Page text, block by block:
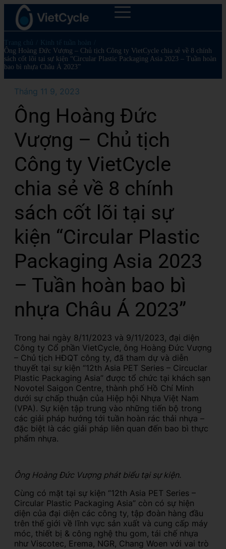
Trang chủ Kinh tế tuần hoàn
Ông Hoàng Đức Vượng – Chủ tịch Công ty VietCycle chia sẻ về 8 chính
sách cốt lõi tại sự kiện “Circular Plastic Packaging Asia 2023 – Tuần hoàn
bao bì nhựa Châu Á 2023”
Tháng 11 9, 2023
Ông Hoàng Đức
Vượng – Chủ tịch
Công ty VietCycle
chia sẻ về 8 chính
sách cốt lõi tại sự
kiện “Circular Plastic
Packaging Asia 2023
– Tuần hoàn bao bì
nhựa Châu Á 2023”
Trong hai ngày 8/11/2023 và 9/11/2023, đại diện
Công ty Cổ phần VietCycle, ông Hoàng Đức Vượng
– Chủ tịch HĐQT công ty, đã tham dự và diễn
thuyết tại sự kiện “12th Asia PET Series – Circuclar
Plastic Packaging Asia” được tổ chức tại khách sạn
Novotel Saigon Centre, thành phố Hồ Chí Minh
dưới sự chấp thuận của Hiệp hội Nhựa Việt Nam
(VPA). Sự kiện tập trung vào những tiến bộ trong
các giải pháp hướng tới tuần hoàn rác thải nhựa –
đặc biệt là các giải pháp liên quan đến bao bì thực
phẩm nhựa.
Ông Hoàng Đức Vượng phát biểu tại sự kiện.
Cùng có mặt tại sự kiện “12th Asia PET Series –
Circular Plastic Packaging Asia” còn có sự hiện
diện của đại diện các công ty, tập đoàn hàng đầu
trên thế giới về lĩnh vực sản xuất và cung cấp máy
móc, thiết bị & công nghệ thu gom, tái chế nhựa
như Viscotec, Erema, NGR, Chang Woen với vai trò